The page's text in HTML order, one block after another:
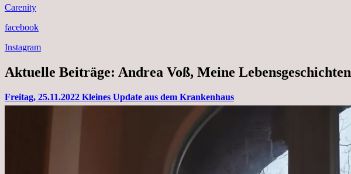
Carenity
facebook
Instagram
Aktuelle Beiträge: Andrea Voß, Meine Lebensgeschichten
Freitag, 25.11.2022 Kleines Update aus dem Krankenhaus